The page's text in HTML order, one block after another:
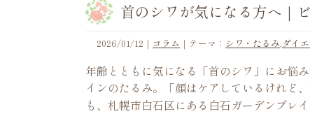
首のシワが気になる方へ｜
2026/01/12 ｜ コラム ｜テーマ： シワ・たるみ,ダイ
年齢とともに気になる「首のシワ」にお悩
インのたるみ。「顔はケアしているけれど
も、札幌市白石区にある白石ガーデンプレ